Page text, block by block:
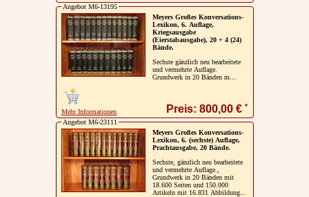
Angebot M6-13195
Meyers Großes Konversations-
Lexikon, 6. Auflage,
Kriegsausgabe
(Eierstabausgabe), 20 + 4 (24)
Bände.
Sechste gänzlich neu bearbeitete
und vermehrte Auflage.
Grundwerk in 20 Bänden m...
Mehr Informationen Preis: 800,00 € *
Angebot M6-23111
Meyers Großes Konversations-
Lexikon, 6. (sechste) Auflage,
Prachtausgabe, 20 Bände.
Sechste, gänzlich neu bearbeitete
und vermehrte Auflage.,
Grundwerk in 20 Bänden mit
18.600 Seiten und 150.000
Artikeln mit 16.831 Abbildung...